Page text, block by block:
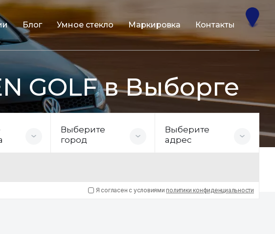
Блог Умное стекло Маркировка Контакты
GOLF в Выборге
Выберите
город
Выберите
адрес
Я согласен с условиями политики конфиденциальности